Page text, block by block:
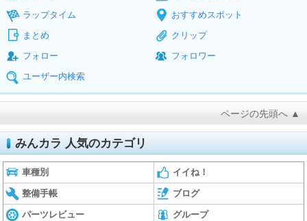
ラップタイム
おすすめスポット
まとめ
クリップ
フォロー
フォロワー
ユーザー内検索
ページの先頭へ ▲
みんカラ 人気のカテゴリ
車種別 イイね！
整備手帳 ブログ
パーツレビュー グループ